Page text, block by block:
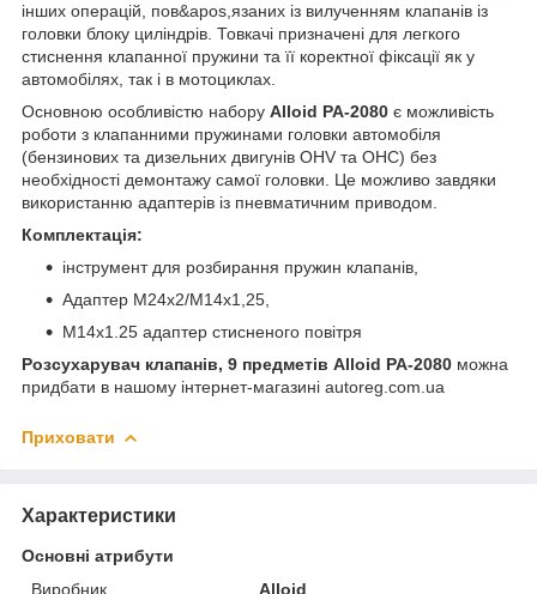
інших операцій, пов&apos,язаних із вилученням клапанів із
головки блоку циліндрів. Товкачі призначені для легкого
стиснення клапанної пружини та її коректної фіксації як у
автомобілях, так і в мотоциклах.
Основною особливістю набору Alloid РА-2080 є можливість
роботи з клапанними пружинами головки автомобіля
(бензинових та дизельних двигунів OHV та OHC) без
необхідності демонтажу самої головки. Це можливо завдяки
використанню адаптерів із пневматичним приводом.
Комплектація:
інструмент для розбирання пружин клапанів,
Адаптер M24x2/M14x1,25,
M14x1.25 адаптер стисненого повітря
Розсухарувач клапанів, 9 предметів Alloid РА-2080 можна
придбати в нашому інтернет-магазині autoreg.com.ua
Приховати
Характеристики
Основні атрибути
Виробник
Alloid